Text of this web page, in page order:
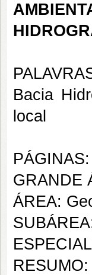
Bacia
local
GRANDE
ÁREA:
RESUMO: